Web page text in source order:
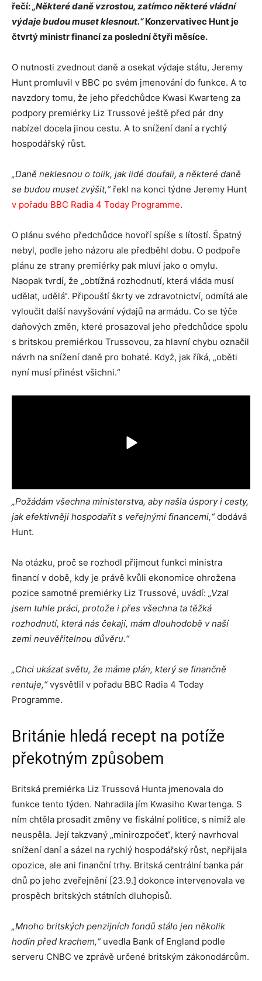
řečí:„Některé daně vzrostou, zatímco některé vládní
výdaje budou muset klesnout.“Konzervativec Hunt je
čtvrtý ministr financí za poslední čtyři měsíce.
O nutnosti zvednout daně a osekat výdaje státu, Jeremy
Hunt promluvil v BBC po svém jmenování do funkce. A to
navzdory tomu, že jeho předchůdce Kwasi Kwarteng za
podpory premiérky Liz Trussové ještě před pár dny
nabízel docela jinou cestu. A to snížení daní a rychlý
hospodářský růst.
„Daně neklesnou o tolik, jak lidé doufali, a některé daně
se budou muset zvýšit,“řekl na konci týdne Jeremy Hunt
v pořadu BBC Radia 4 Today Programme.
O plánu svého předchůdce hovoří spíše s lítostí. Špatný
nebyl, podle jeho názoru ale předběhl dobu. O podpoře
plánu ze strany premiérky pak mluví jako o omylu.
Naopak tvrdí, že „obtížná rozhodnutí, která vláda musí
udělat, udělá“. Připouští škrty ve zdravotnictví, odmítá ale
vyloučit další navyšování výdajů na armádu. Co se týče
daňových změn, které prosazoval jeho předchůdce spolu
s britskou premiérkou Trussovou, za hlavní chybu označil
návrh na snížení daně pro bohaté. Když, jak říká, „oběti
nyní musí přinést všichni.“
„Požádám všechna ministerstva, aby našla úspory i cesty,
jak efektivněji hospodařit s veřejnými financemi,“dodává
Hunt.
Na otázku, proč se rozhodl přijmout funkci ministra
financí v době, kdy je právě kvůli ekonomice ohrožena
pozice samotné premiérky Liz Trussové, uvádí: „Vzal
jsem tuhle práci, protože i přes všechna ta těžká
rozhodnutí, která nás čekají, mám dlouhodobě v naší
zemi neuvěřitelnou důvěru.“
„Chci ukázat světu, že máme plán, který se finančně
rentuje,“vysvětlil v pořadu BBC Radia 4 Today
Programme.
Británie hledá recept na potíže
překotným způsobem
Britská premiérka Liz Trussová Hunta jmenovala do
funkce tento týden. Nahradila jím Kwasiho Kwartenga. S
ním chtěla prosadit změny ve fiskální politice, s nimiž ale
neuspěla. Její takzvaný „minirozpočet“, který navrhoval
snížení daní a sázel na rychlý hospodářský růst, nepřijala
opozice, ale ani finanční trhy. Britská centrální banka pár
dnů po jeho zveřejnění [23.9.] dokonce intervenovala ve
prospěch britských státních dluhopisů.
„Mnoho britských penzijních fondů stálo jen několik
hodin před krachem,“uvedla Bank of England podle
serveru CNBC ve zprávě určené britským zákonodárcům.